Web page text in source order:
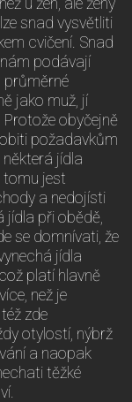
snad vysvětliti
cvičení. Snad
podávají
průměrné
jako muž, jí
obyčejně
požadavkům
některá jídla
tomu jest
a nedojísti
jídla při obědě,
se domnívati, že
jídla
platí hlavně
než je
zde
otylostí, nýbrž
a naopak
těžké